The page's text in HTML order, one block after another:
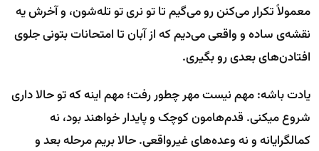
معمولاً تکرار می‌کنن رو می‌گیم تا تو نری تو تله‌شون، و آخرش یه
نقشه‌ی ساده و واقعی می‌دیم که از آبان تا امتحانات بتونی جلوی
افتادن‌های بعدی رو بگیری.
یادت باشه: مهم نیست مهر چطور رفت؛ مهم اینه که تو حالا داری
شروع میکنی. قدم‌هامون کوچک و پایدار خواهند بود، نه
کمالگرایانه و نه وعده‌های غیرواقعی. حالا بریم مرحله بعد و